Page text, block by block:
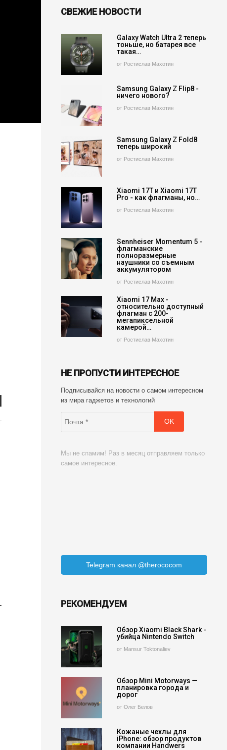
СВЕЖИЕ НОВОСТИ
Galaxy Watch Ultra 2 теперь
тоньше, но батарея все
такая…
от Ростислав Махотин
Samsung Galaxy Z Flip8 -
ничего нового?
от Ростислав Махотин
Samsung Galaxy Z Fold8
теперь широкий
от Ростислав Махотин
Xiaomi 17T и Xiaomi 17T
Pro - как флагманы, но…
от Ростислав Махотин
Sennheiser Momentum 5 -
флагманские
полноразмерные
наушники со съемным
аккумулятором
от Ростислав Махотин
Xiaomi 17 Max -
относительно доступный
флагман с 200-
мегапиксельной
камерой…
от Ростислав Махотин
НЕ ПРОПУСТИ ИНТЕРЕСНОЕ
Подписывайся на новости о самом интересном
из мира гаджетов и технологий
Мы не спамим! Раз в месяц отправляем только
самое интересное.
Telegram канал @therococom
РЕКОМЕНДУЕМ
Обзор Xiaomi Black Shark -
убийца Nintendo Switch
от Mansur Toktonaliev
Обзор Mini Motorways —
планировка города и
дорог
от Олег Белов
Кожаные чехлы для
iPhone: обзор продуктов
компании Handwers